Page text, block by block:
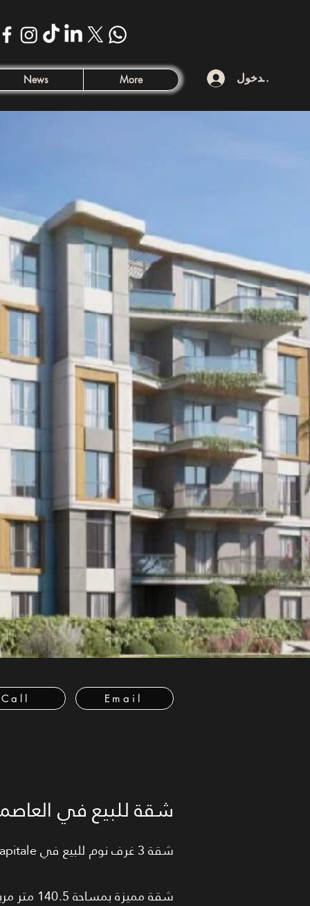
News More تسجيل الدخول
Call Email
شقة للبيع في
شقة 3 غرف نوم للبيع في Palm Hills Village de la Capitale – العاصمة الإدارية الجديدة